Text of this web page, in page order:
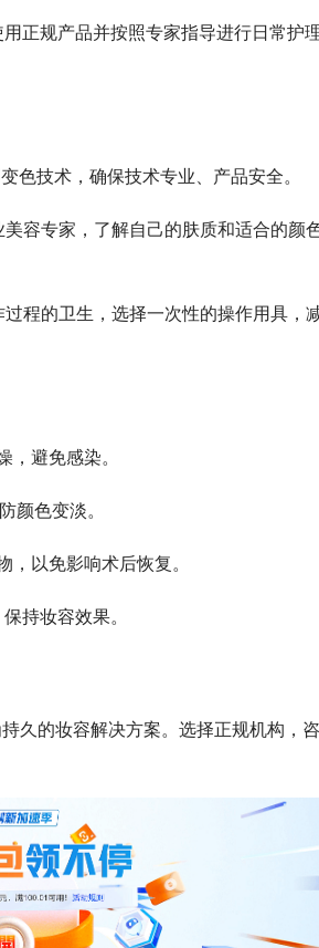
正规产品并按照专家指导进行日常护
色技术，确保技术专业、产品安全。
容专家，了解自己的肤质和适合的颜
程的卫生，选择一次性的操作用具，
避免感染。
颜色变淡。
以免影响术后恢复。
持妆容效果。
久的妆容解决方案。选择正规机构，